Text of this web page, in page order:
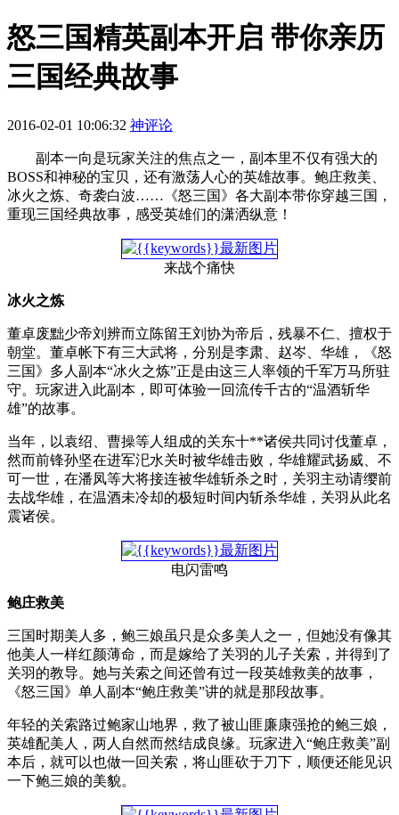
怒三国精英副本开启 带你亲历
三国经典故事
2016-02-01 10:06:32 神评论
副本一向是玩家关注的焦点之一，副本里不仅有强大的
BOSS和神秘的宝贝，还有激荡人心的英雄故事。鲍庄救美、
冰火之炼、奇袭白波……《怒三国》各大副本带你穿越三国，
重现三国经典故事，感受英雄们的潇洒纵意！
来战个痛快
冰火之炼
董卓废黜少帝刘辨而立陈留王刘协为帝后，残暴不仁、擅权于
朝堂。董卓帐下有三大武将，分别是李肃、赵岑、华雄，《怒
三国》多人副本“冰火之炼”正是由这三人率领的千军万马所驻
守。玩家进入此副本，即可体验一回流传千古的“温酒斩华
雄”的故事。
当年，以袁绍、曹操等人组成的关东十**诸侯共同讨伐董卓，
然而前锋孙坚在进军汜水关时被华雄击败，华雄耀武扬威、不
可一世，在潘凤等大将接连被华雄斩杀之时，关羽主动请缨前
去战华雄，在温酒未冷却的极短时间内斩杀华雄，关羽从此名
震诸侯。
电闪雷鸣
鲍庄救美
三国时期美人多，鲍三娘虽只是众多美人之一，但她没有像其
他美人一样红颜薄命，而是嫁给了关羽的儿子关索，并得到了
关羽的教导。她与关索之间还曾有过一段英雄救美的故事，
《怒三国》单人副本“鲍庄救美”讲的就是那段故事。
年轻的关索路过鲍家山地界，救了被山匪廉康强抢的鲍三娘，
英雄配美人，两人自然而然结成良缘。玩家进入“鲍庄救美”副
本后，就可以也做一回关索，将山匪砍于刀下，顺便还能见识
一下鲍三娘的美貌。